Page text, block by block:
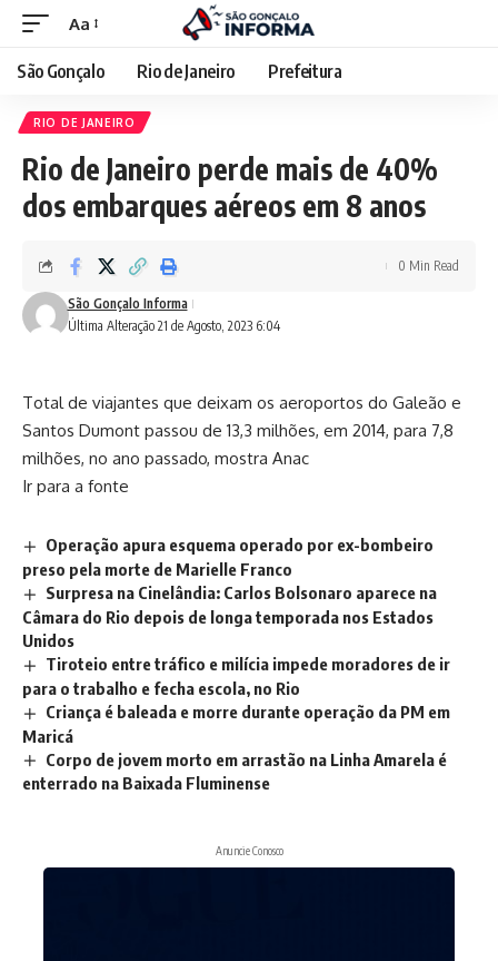
Aa
São Gonçalo Rio de Janeiro Prefeitura
RIO DE JANEIRO
Rio de Janeiro perde mais de 40%
dos embarques aéreos em 8 anos
Última Alteração 21 de Agosto, 2023 6:04
São Gonçalo Informa
0 Min Read
Total de viajantes que deixam os aeroportos do Galeão e
Santos Dumont passou de 13,3 milhões, em 2014, para 7,8
milhões, no ano passado, mostra Anac
Ir para a fonte
Operação apura esquema operado por ex-bombeiro
preso pela morte de Marielle Franco
Surpresa na Cinelândia: Carlos Bolsonaro aparece na
Câmara do Rio depois de longa temporada nos Estados
Unidos
Tiroteio entre tráfico e milícia impede moradores de ir
para o trabalho e fecha escola, no Rio
Criança é baleada e morre durante operação da PM em
Maricá
Corpo de jovem morto em arrastão na Linha Amarela é
enterrado na Baixada Fluminense
Anuncie Conosco